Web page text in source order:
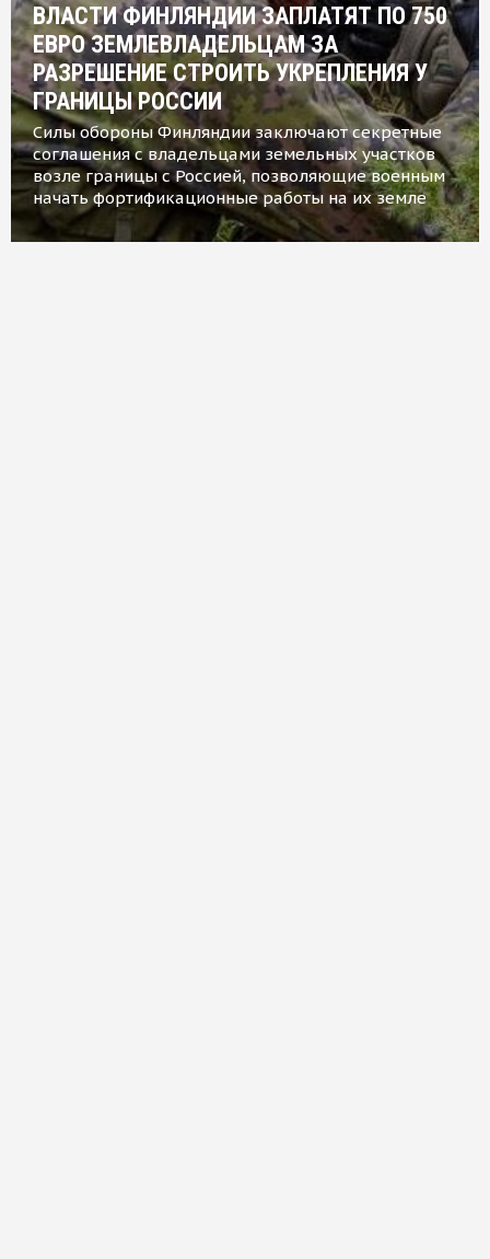
ВЛАСТИ ФИНЛЯНДИИ ЗАПЛАТЯТ ПО 750
ЕВРО ЗЕМЛЕВЛАДЕЛЬЦАМ ЗА
РАЗРЕШЕНИЕ СТРОИТЬ УКРЕПЛЕНИЯ У
ГРАНИЦЫ РОССИИ
Силы обороны Финляндии заключают секретные
соглашения с владельцами земельных участков
возле границы с Россией, позволяющие военным
начать фортификационные работы на их земле